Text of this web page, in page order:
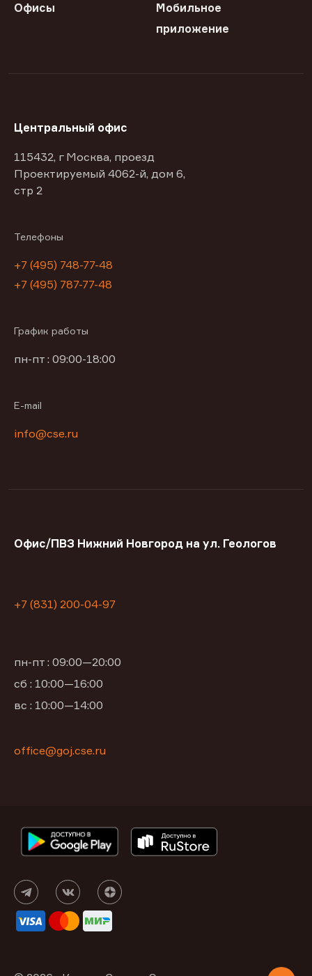
Офисы
Мобильное
приложение
Центральный офис
115432, г Москва, проезд
Проектируемый 4062-й, дом 6,
стр 2
Телефоны
+7 (495) 748-77-48
+7 (495) 787-77-48
График работы
пн-пт : 09:00-18:00
E-mail
info@cse.ru
Офис/ПВЗ Нижний Новгород на ул. Геологов
+7 (831) 200-04-97
пн-пт : 09:00—20:00
сб : 10:00—16:00
вс : 10:00—14:00
office@goj.cse.ru